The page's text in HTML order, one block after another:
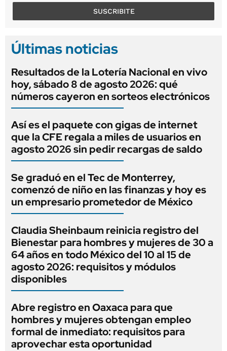
SUSCRIBITE
Últimas noticias
Resultados de la Lotería Nacional en vivo
hoy, sábado 8 de agosto 2026: qué
números cayeron en sorteos electrónicos
Así es el paquete con gigas de internet
que la CFE regala a miles de usuarios en
agosto 2026 sin pedir recargas de saldo
Se graduó en el Tec de Monterrey,
comenzó de niño en las finanzas y hoy es
un empresario prometedor de México
Claudia Sheinbaum reinicia registro del
Bienestar para hombres y mujeres de 30 a
64 años en todo México del 10 al 15 de
agosto 2026: requisitos y módulos
disponibles
Abre registro en Oaxaca para que
hombres y mujeres obtengan empleo
formal de inmediato: requisitos para
aprovechar esta oportunidad